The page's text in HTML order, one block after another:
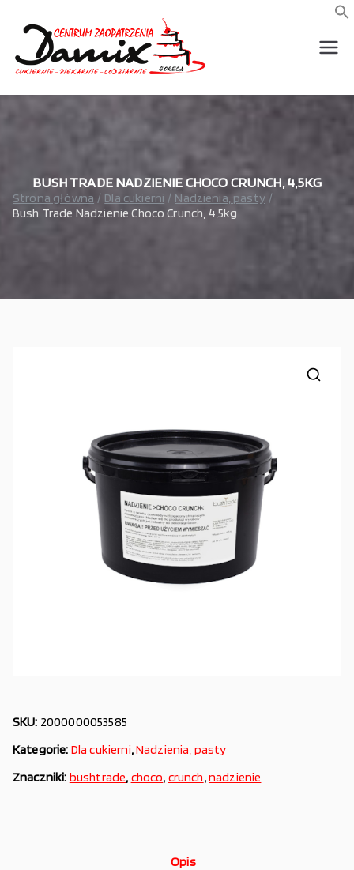
treści
wszystko
dla
gastrono
wszystko dla piekarni,
BUSH TRADE NADZIENIE CHOCO CRUNCH, 4,5KG
Strona główna Dla cukierni
Nadzienia, pasty
Bush Trade Nadzienie Choco Crunch, 4,5kg
SKU: 2000000053585
Kategorie: Dla cukierni,Nadzienia, pasty
Znaczniki: bushtrade, choco, crunch,nadzienie
Opis